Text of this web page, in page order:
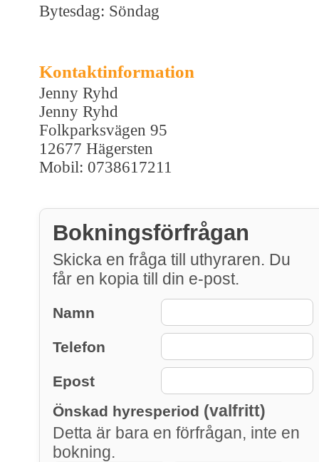
Bytesdag: Söndag
Kontaktinformation
Jenny Ryhd
Jenny Ryhd
Folkparksvägen 95
12677 Hägersten
Mobil: 0738617211
Bokningsförfrågan
Skicka en fråga till uthyraren. Du
får en kopia till din e-post.
Namn
Telefon
Epost
Önskad hyresperiod (valfritt)
Detta är bara en förfrågan, inte en
bokning.